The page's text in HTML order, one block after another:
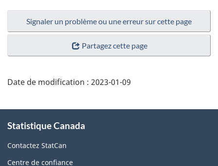
Signaler un problème ou une erreur sur cette page
Partagez cette page
Date de modification : 2023-01-09
propos
de
ce
Statistique Canada
Contactez StatCan
Centre de confiance